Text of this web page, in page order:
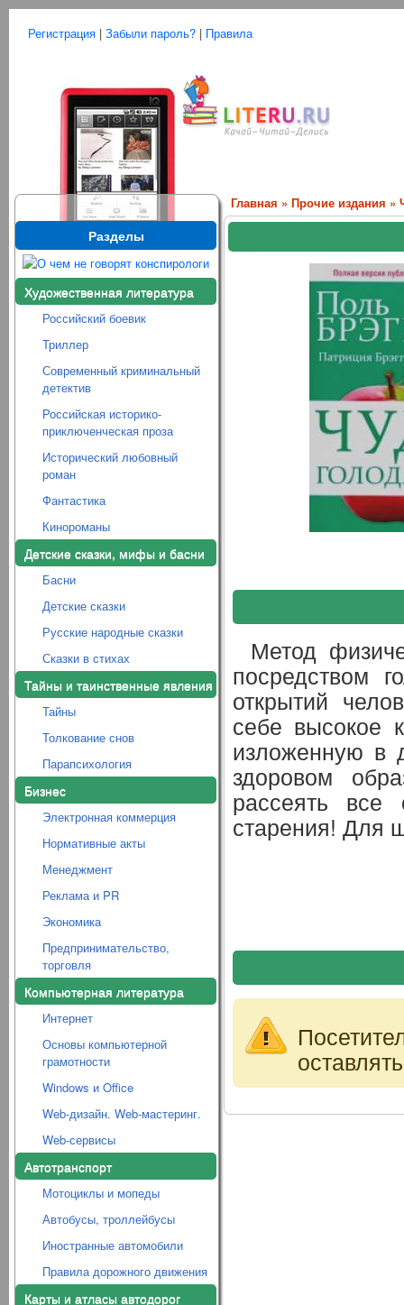
Регистрация | Забыли пароль? | Правила
Разделы
Художественная литература
Российский боевик
Триллер
Современный криминальный
детектив
Российская историко-
приключенческая проза
Исторический любовный
роман
Фантастика
Кинороманы
Детские сказки, мифы и басни
Басни
Детские сказки
Русские народные сказки
Сказки в стихах
Тайны и таинственные явления
Тайны
Толкование снов
Парапсихология
Бизнес
Электронная коммерция
Нормативные акты
Менеджмент
Реклама и PR
Экономика
Предпринимательство,
торговля
Компьютерная литература
Интернет
Основы компьютерной
грамотности
Windows и Office
Web-дизайн. Web-мастеринг.
Web-сервисы
Автотранспорт
Мотоциклы и мопеды
Автобусы, троллейбусы
Иностранные автомобили
Правила дорожного движения
Карты и атласы автодорог
Главная » Прочие издания »
Метод
посредством
открытий
себе высокое
изложенную в
здоровом
рассеять все
старения! Для